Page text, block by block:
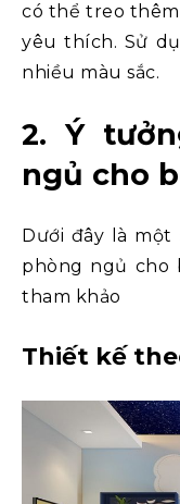
có thể treo
yêu thích. Sử
nhiều màu sắc.
2. Ý
ngủ cho
Dưới đây là
phòng ngủ cho
tham khảo
Thiết kế